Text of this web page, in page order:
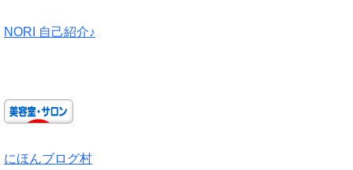
NORI 自己紹介♪
にほんブログ村